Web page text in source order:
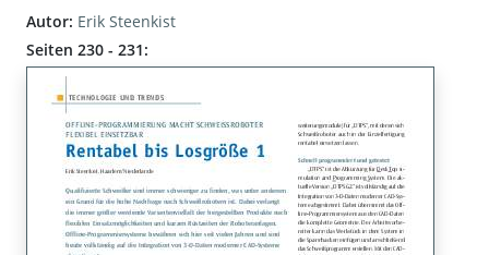
Autor: Erik Steenkist
Seiten 230 - 231: